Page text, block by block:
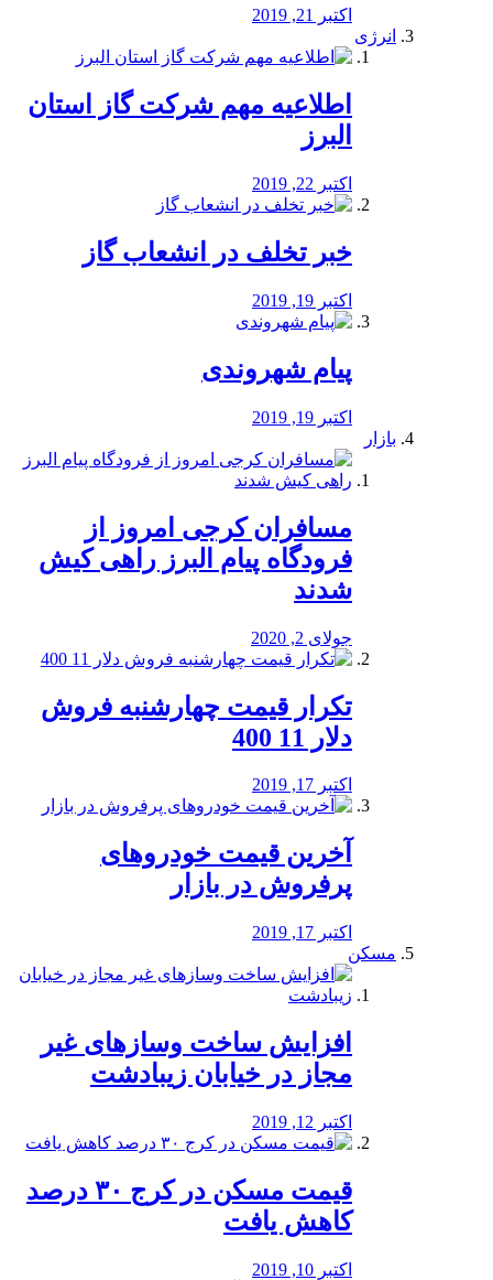
اکتبر 21, 2019
انرژی
️اطلاعیه مهم شرکت گاز استان
البرز
اکتبر 22, 2019
خبر تخلف در انشعاب گاز
اکتبر 19, 2019
پیام شهروندی
اکتبر 19, 2019
بازار
مسافران کرجی امروز از
فرودگاه پیام البرز راهی کیش
شدند
جولای 2, 2020
تکرار قیمت چهارشنبه فروش
دلار 11 400
اکتبر 17, 2019
آخرین قیمت خودرو‌های
پرفروش در بازار
اکتبر 17, 2019
مسکن
افزایش ساخت وسازهای غیر
مجاز در خیابان زیبادشت
اکتبر 12, 2019
️قیمت مسکن در کرج ۳۰ درصد
کاهش یافت
اکتبر 10, 2019